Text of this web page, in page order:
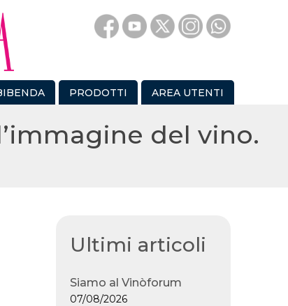
PRODOTTI AREA UTENTI
del vino.
Ultimi articoli
Siamo al Vinòforum
07/08/2026